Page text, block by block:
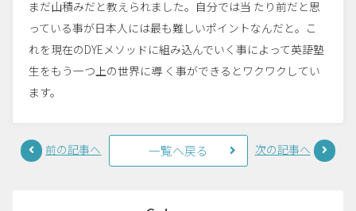
まだ山積みだと教えられました。自分では当 たり前だと思
っている事が日本人には最も難しいポイントなんだと。こ
れを現在のDYEメソッドに組み込んでいく事によって英語塾
生をもう一つ上の世界に導 く事ができるとワクワクしてい
ます。
前の記事へ 一覧へ戻る 次の記事へ